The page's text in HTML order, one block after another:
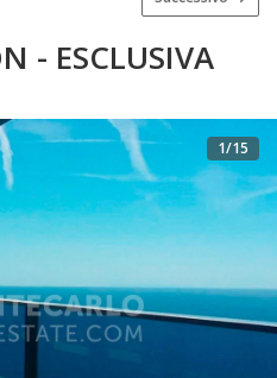
- ESCLUSIVA
1/15